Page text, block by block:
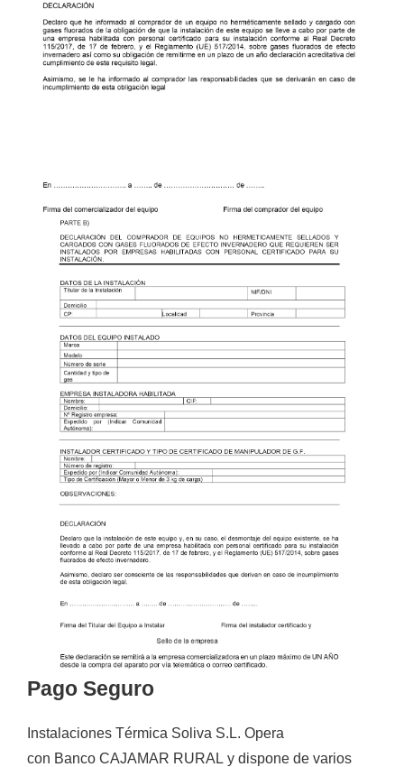
Pago Seguro
Instalaciones Térmica Soliva S.L. Opera
con Banco CAJAMAR RURAL y dispone de varios